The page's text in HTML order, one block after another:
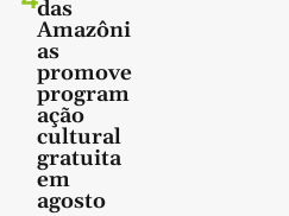
das
Amazôni
as
promove
program
ação
cultural
gratuita
em
agosto